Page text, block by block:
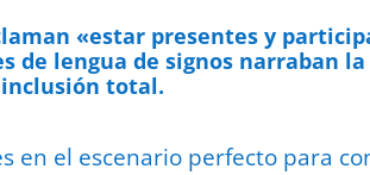
«estar presentes y
de lengua de signos narraban
total.
en el escenario perfecto para